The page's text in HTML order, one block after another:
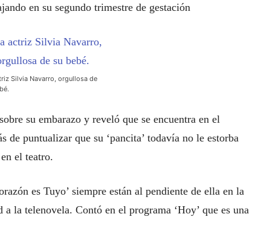
en su segundo trimestre de gestación
Silvia Navarro, orgullosa de
su embarazo y reveló que se encuentra en el
de puntualizar que su ‘pancita’ todavía no le estorba
el teatro.
es Tuyo’ siempre están al pendiente de ella en la
la telenovela. Contó en el programa ‘Hoy’ que es una